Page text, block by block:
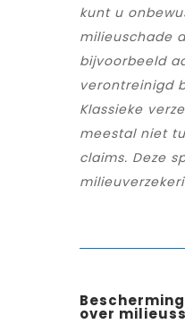
kunt u
milieuschade
bijvoorbeeld
verontreinigd
Klassieke
meestal niet
claims. Deze
over